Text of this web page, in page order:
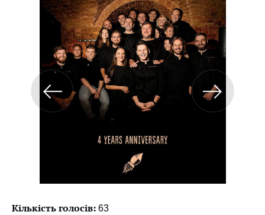
Кількість голосів: 63